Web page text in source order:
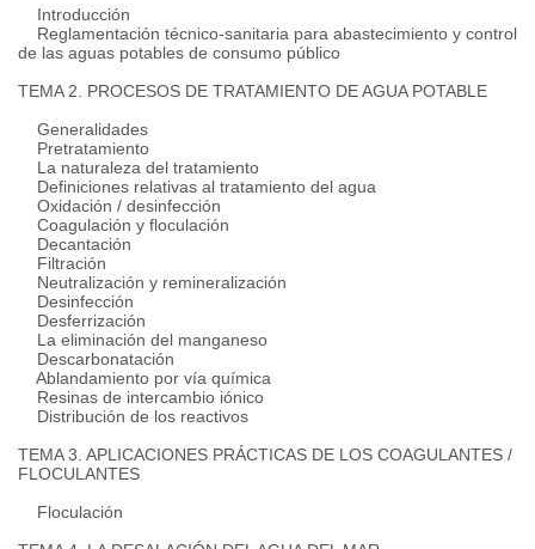
Introducción
Reglamentación técnico-sanitaria para abastecimiento y control
de las aguas potables de consumo público
TEMA 2. PROCESOS DE TRATAMIENTO DE AGUA POTABLE
Generalidades
Pretratamiento
La naturaleza del tratamiento
Definiciones relativas al tratamiento del agua
Oxidación / desinfección
Coagulación y floculación
Decantación
Filtración
Neutralización y remineralización
Desinfección
Desferrización
La eliminación del manganeso
Descarbonatación
Ablandamiento por vía química
Resinas de intercambio iónico
Distribución de los reactivos
TEMA 3. APLICACIONES PRÁCTICAS DE LOS COAGULANTES /
FLOCULANTES
Floculación